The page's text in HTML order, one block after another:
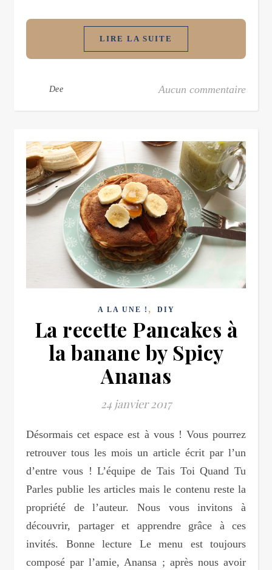
LIRE LA SUITE
Dee Aucun commentaire
A LA UNE ! , DIY
La recette Pancakes à
la banane by Spicy
Ananas
24 janvier 2017
Désormais cet espace est à vous ! Vous pourrez
retrouver tous les mois un article écrit par l’un
d’entre vous ! L’équipe de Tais Toi Quand Tu
Parles publie les articles mais le contenu reste la
propriété de l’auteur. Nous vous invitons à
découvrir, partager et apprendre grâce à ces
invités. Bonne lecture Le menu est toujours
composé par l’amie, Anansa ; après nous avoir